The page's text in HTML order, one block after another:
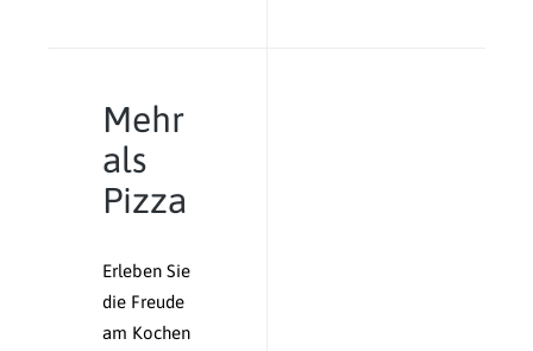
Mehr
als
Pizza
Erleben Sie
die Freude
am Kochen